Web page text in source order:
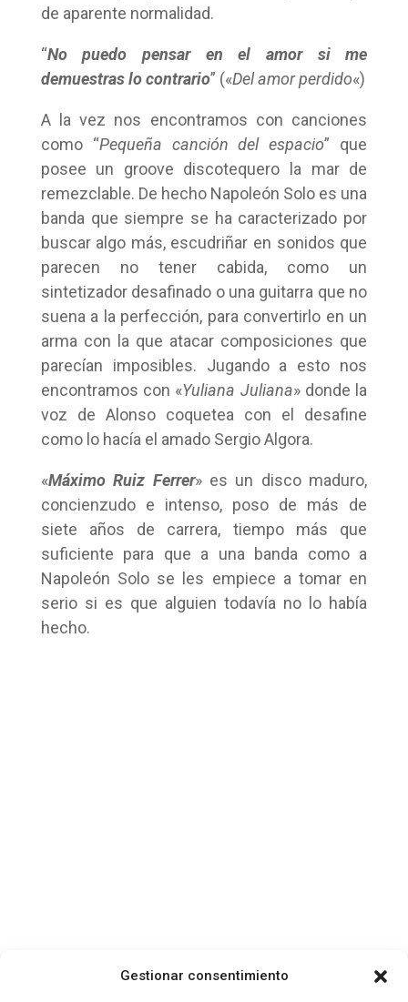
Gestionar consentimiento
de aparente normalidad.
“No puedo pensar en el amor si me
demuestras lo contrario” («Del amor perdido«)
A la vez nos encontramos con canciones
como “Pequeña canción del espacio” que
posee un groove discotequero la mar de
remezclable. De hecho Napoleón Solo es una
banda que siempre se ha caracterizado por
buscar algo más, escudriñar en sonidos que
parecen no tener cabida, como un
sintetizador desafinado o una guitarra que no
suena a la perfección, para convertirlo en un
arma con la que atacar composiciones que
parecían imposibles. Jugando a esto nos
encontramos con «Yuliana Juliana» donde la
voz de Alonso coquetea con el desafine
como lo hacía el amado Sergio Algora.
«Máximo Ruiz Ferrer» es un disco maduro,
concienzudo e intenso, poso de más de
siete años de carrera, tiempo más que
suficiente para que a una banda como a
Napoleón Solo se les empiece a tomar en
serio si es que alguien todavía no lo había
hecho.